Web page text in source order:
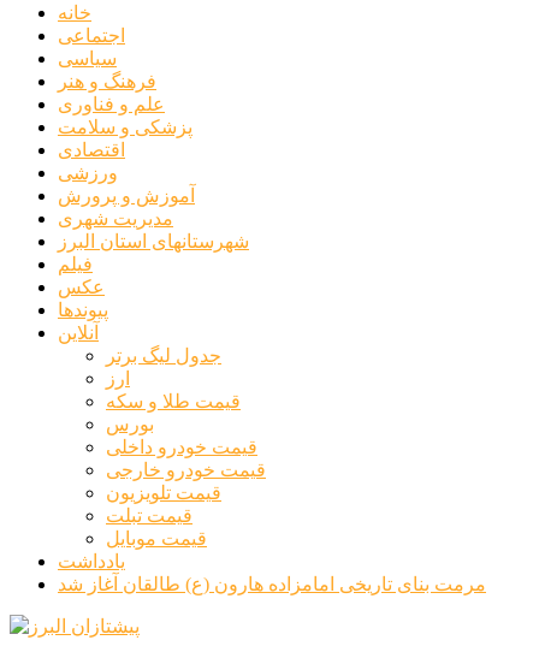
خانه
اجتماعی
سیاسی
فرهنگ و هنر
علم و فناوری
پزشکی و سلامت
اقتصادی
ورزشی
آموزش و پرورش
مدیریت شهری
شهرستانهای استان البرز
فیلم
عکس
پیوندها
آنلاین
جدول لیگ برتر
ارز
قیمت طلا و سکه
بورس
قیمت خودرو داخلی
قیمت خودرو خارجی
قیمت تلویزیون
قیمت تبلت
قیمت موبایل
یادداشت
مرمت بنای تاریخی امامزاده هارون (ع) طالقان آغاز شد